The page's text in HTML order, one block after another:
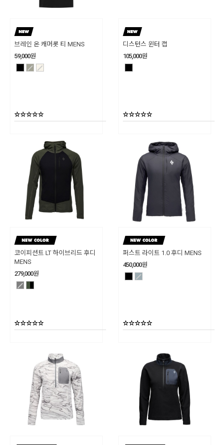
브레인 온 캐머롯 티 MENS
59,000원
디스턴스 윈터 캡
105,000원
코이피션트 LT 하이브리드 후디
MENS
279,000원
퍼스트 라이트 1.0 후디 MENS
450,000원